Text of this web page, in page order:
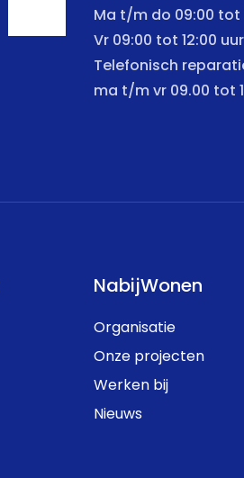
Ma t/m do 09:00 tot
Vr 09:00 tot 12:00 uur
Telefonisch
ma t/m vr 09.00 tot
NabijWonen
Organisatie
Onze projecten
Werken bij
Nieuws